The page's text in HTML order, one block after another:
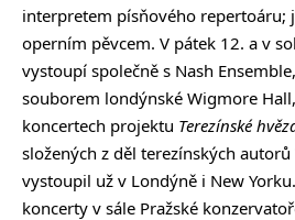
interpretem písňového repertoáru;
operním pěvcem. V pátek 12. a v
vystoupí společně s Nash
souborem londýnské Wigmore
koncertech projektu Terezínské
složených z děl terezínských
vystoupil už v Londýně i New
koncerty v sále Pražské